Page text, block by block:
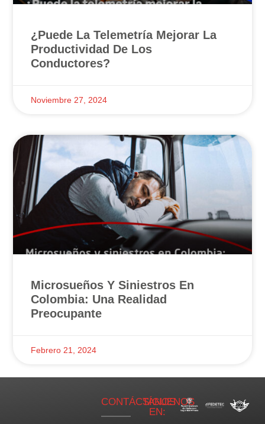
¿Puede La Telemetría Mejorar La
Productividad De Los
Conductores?
Noviembre 27, 2024
Microsueños Y Siniestros En
Colombia: Una Realidad
Preocupante
Febrero 21, 2024
CONTÁCTANOS
SÍGUENOS
EN: